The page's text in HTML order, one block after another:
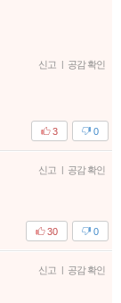
신고 | 공감 확인
0
3
신고 | 공감 확인
0
30
신고 | 공감 확인